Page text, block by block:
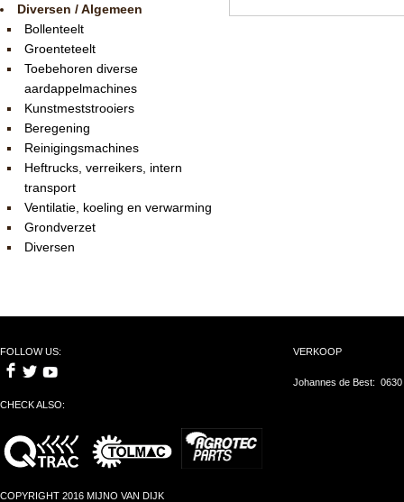
Diversen / Algemeen
Bollenteelt
Groenteteelt
Toebehoren diverse
aardappelmachines
Kunstmeststrooiers
Beregening
Reinigingsmachines
Heftrucks, verreikers, intern
transport
Ventilatie, koeling en verwarming
Grondverzet
Diversen
FOLLOW US:
CHECK ALSO:
COPYRIGHT 2016 MIJNO VAN DIJK
VERKOOP
Johannes de Best: 0630